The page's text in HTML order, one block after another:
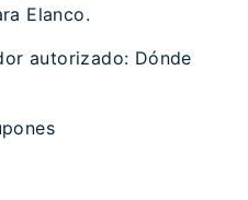
Elanco.
autorizado: Dónde